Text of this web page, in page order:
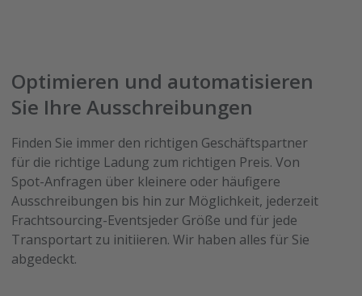
Optimieren und automatisieren
Sie Ihre Ausschreibungen
Finden Sie immer den richtigen Geschäftspartner
für die richtige Ladung zum richtigen Preis. Von
Spot-Anfragen über kleinere oder häufigere
Ausschreibungen bis hin zur Möglichkeit, jederzeit
Frachtsourcing-Eventsjeder Größe und für jede
Transportart zu initiieren. Wir haben alles für Sie
abgedeckt.